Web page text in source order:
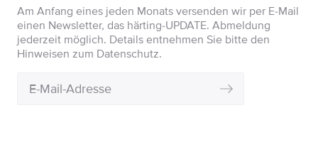
Am Anfang eines jeden Monats versenden wir per E-Mail
einen Newsletter, das härting-UPDATE. Abmeldung
jederzeit möglich. Details entnehmen Sie bitte den
Hinweisen zum Datenschutz.